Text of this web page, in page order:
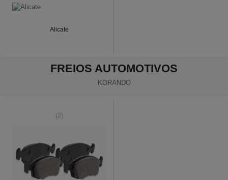
Alicate
FREIOS AUTOMOTIVOS
KORANDO
(2)